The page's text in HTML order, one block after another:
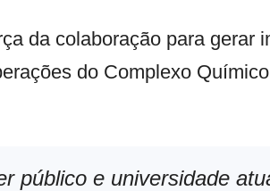
da colaboração para gerar
do Complexo
público e universidade